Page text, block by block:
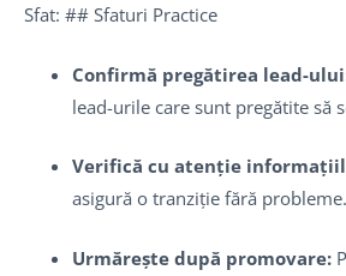
Sfat: ## Sfaturi Practice
Confirmă pregătirea lead-
lead-urile care sunt pregătite să
Verifică cu atenție
asigură o tranziție fără probleme.
Urmărește după promovare: